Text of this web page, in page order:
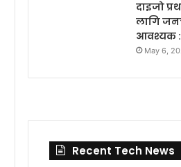
दाइजो
लागि
आवश्यक :
May 6,
Recent Tech News